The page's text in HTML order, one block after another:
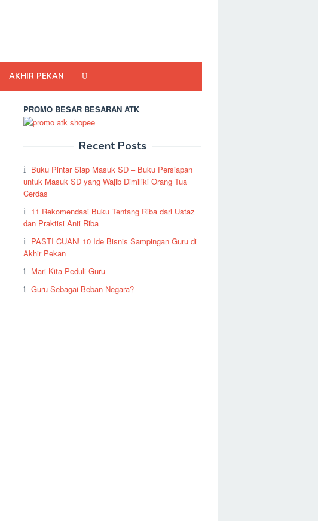
AKHIR PEKAN
PROMO BESAR BESARAN ATK
Recent Posts
Buku Pintar Siap Masuk SD – Buku Persiapan
untuk Masuk SD yang Wajib Dimiliki Orang Tua
Cerdas
11 Rekomendasi Buku Tentang Riba dari Ustaz
dan Praktisi Anti Riba
PASTI CUAN! 10 Ide Bisnis Sampingan Guru di
Akhir Pekan
Mari Kita Peduli Guru
Guru Sebagai Beban Negara?